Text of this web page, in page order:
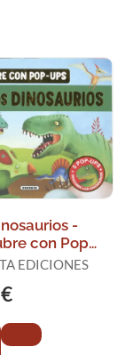
-
con Pop-
EDICIONES